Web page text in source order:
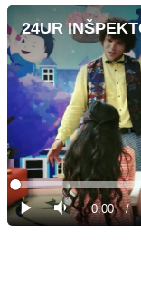
Predvajaj
Tiho Current
0:00 /
Loaded:
0%